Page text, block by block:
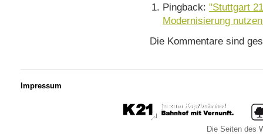
Pingback:"Stuttgart
Modernisierung
Die Kommentare sind
Impressum
Die Seiten des